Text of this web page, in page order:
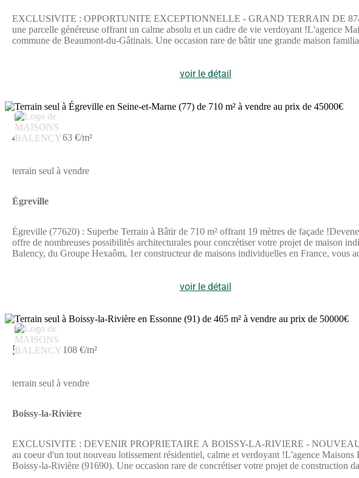
EXCLUSIVITE : OPPORTUNITE EXCEPTIONNELLE - GRAND TERRAIN DE
une parcelle généreuse offrant un calme absolu et un cadre de vie verdoyant !L'agence
commune de Beaumont-du-Gâtinais. Une occasion rare de bâtir une grande maison
de façade qui offre une totale liberté architecturale. C'est la configuration idéale pour
opportunité patrimoniale rare sur le secteur pour concrétiser un projet de construction
Gâtinais offre la douceur de vivre d'un village historique du Sud de la Seine-et-Marne,
leurs grandes zones commerciales, collèges, lycées et hôpitaux se situent à seulement
proximité (notamment Nemours-Saint-Pierre ou Malesherbes) permettent de rejoindre
voir le détail
45 000 €63 €/m²
terrain seul à vendre
Égreville
Égreville (77620) : Superbe Terrain à Bâtir de 710 m² offrant 19 mètres de façade
offre de nombreuses possibilités architecturales pour concrétiser votre projet de maison
Balency, du Groupe Hexaôm, 1er constructeur de maisons individuelles en France, vous
rejoindre Paris-Gare de Lyon en moins d''une heure via la ligne R.Pour plus
supprimé).Annonce proposée par un Agent Commercial Partenaire.
voir le détail
50 000 €108 €/m²
terrain seul à vendre
Boissy-la-Rivière
EXCLUSIVITE : DEVENIR PROPRIETAIRE A BOISSY-LA-RIVIERE - NOUVEAU
au coeur d'un tout nouveau lotissement résidentiel, calme et verdoyant !L'agence
Boissy-la-Rivière (91690). Une occasion rare de concrétiser votre projet de construction